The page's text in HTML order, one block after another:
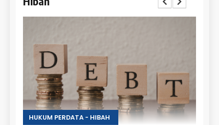
PERDATA - HIBAH HUKUM PERDATA -